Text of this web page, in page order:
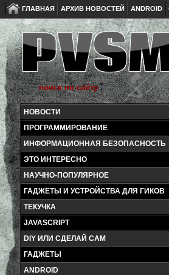
ГЛАВНАЯ АРХИВ НОВОСТЕЙ ANDROID
НОВОСТИ
ПРОГРАММИРОВАНИЕ
ИНФОРМАЦИОННАЯ БЕЗОПАСНОСТЬ
ЭТО ИНТЕРЕСНО
НАУЧНО-ПОПУЛЯРНОЕ
ГАДЖЕТЫ И УСТРОЙСТВА ДЛЯ ГИКОВ
ТЕКУЧКА
JAVASCRIPT
DIY ИЛИ СДЕЛАЙ САМ
ГАДЖЕТЫ
ANDROID